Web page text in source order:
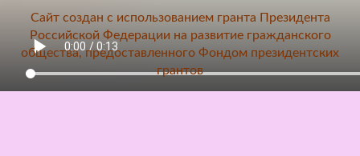
Сайт создан с использованием гранта Президента
Российской Федерации на развитие гражданского
общества, предоставленного Фондом президентских
грантов